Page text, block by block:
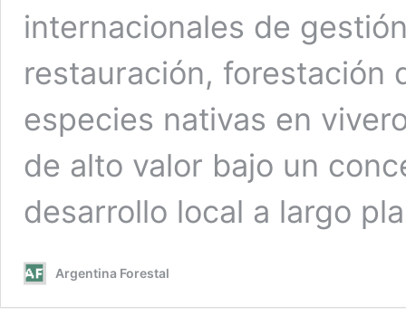
internacionales de
restauración, forestación
especies nativas en
de alto valor bajo un
desarrollo local a largo
Argentina Forestal